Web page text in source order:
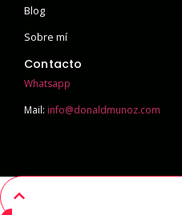
Blog
Sobre mí
Contacto
Whatsapp
Mail: info@donaldmunoz.com